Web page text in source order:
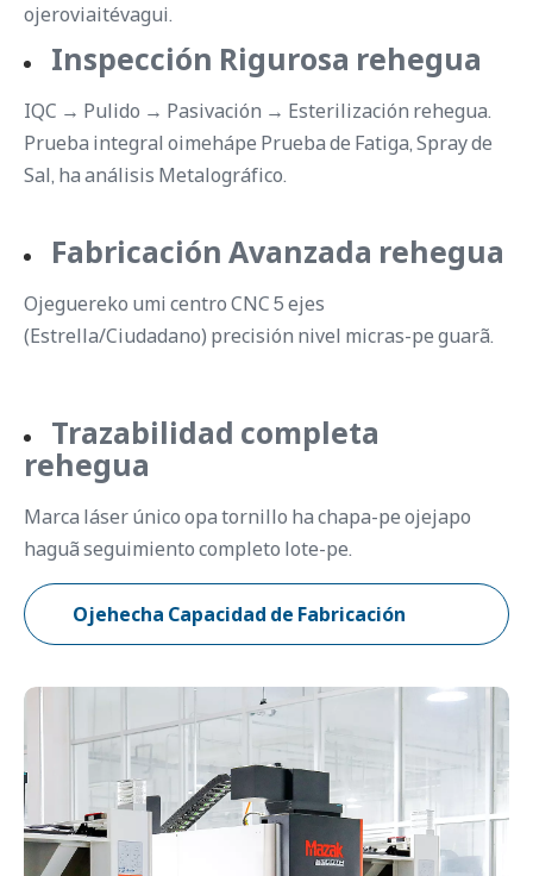
ojeroviaitévagui.
Inspección Rigurosa rehegua
IQC → Pulido → Pasivación → Esterilización rehegua.
Prueba integral oimehápe Prueba de Fatiga, Spray de
Sal, ha análisis Metalográfico.
Fabricación Avanzada rehegua
Ojeguereko umi centro CNC 5 ejes
(Estrella/Ciudadano) precisión nivel micras-pe guarã.
Trazabilidad completa
rehegua
Marca láser único opa tornillo ha chapa-pe ojejapo
haguã seguimiento completo lote-pe.
Ojehecha Capacidad de Fabricación